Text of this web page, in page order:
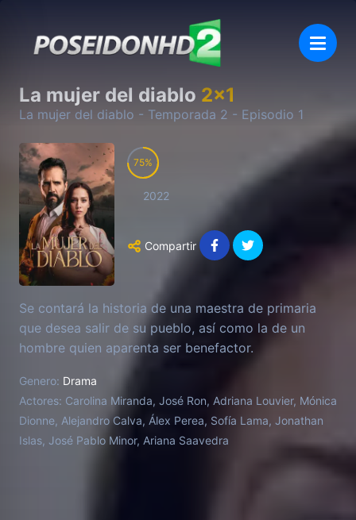
La mujer del diablo 2x1
La mujer del diablo - Temporada 2 - Episodio 1
75
2022
Compartir
Se contará la historia de una maestra de primaria
que desea salir de su pueblo, así como la de un
hombre quien aparenta ser benefactor.
Genero: Drama
Actores: Carolina Miranda, José Ron, Adriana Louvier, Mónica
Dionne, Alejandro Calva, Álex Perea, Sofía Lama, Jonathan
Islas, José Pablo Minor, Ariana Saavedra